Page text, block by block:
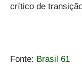
crítico de
Fonte: Brasil 61